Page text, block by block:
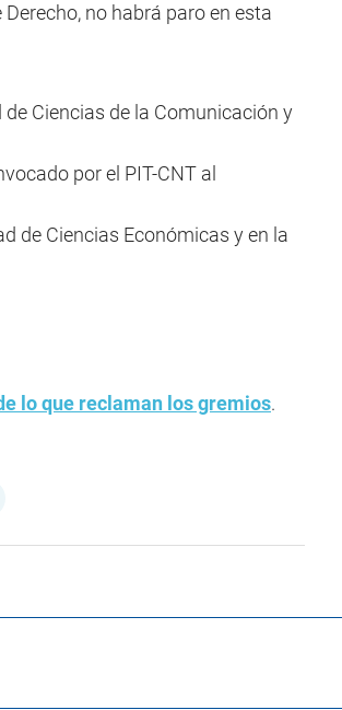
no habrá paro en esta
Ciencias de la Comunicación y
por el PIT-CNT al
de Ciencias Económicas y en la
lo que reclaman los gremios.